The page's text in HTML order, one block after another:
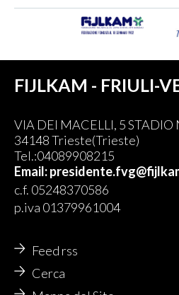
FIJLKAM - FRIULI-
VIA DEI MACELLI, 5 STADIO
34148 Trieste(Trieste)
Tel.:04089908215
Email:
c.f. 05248370586
p.iva 01379961004
Feed rss
Cerca